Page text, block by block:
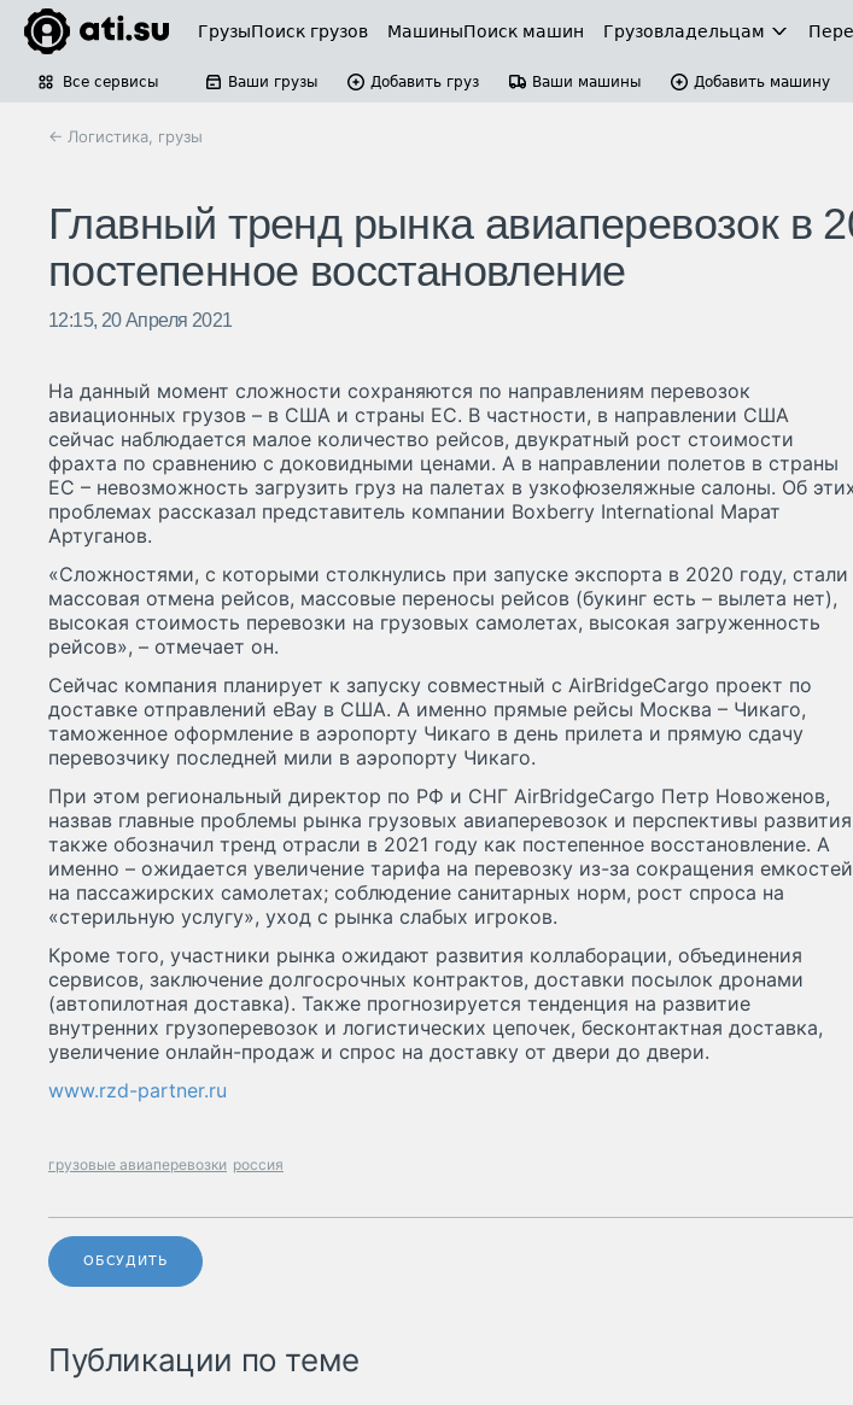
ГрузыПоиск грузов МашиныПоиск машин Грузовладельцам
Все сервисы Ваши грузы Добавить груз Ваши машины Добавить машину
← Логистика, грузы
Главный тренд рынка авиаперевозок в
постепенное восстановление
12:15, 20 Апреля 2021
На данный момент сложности сохраняются по направлениям перевозок
авиационных грузов – в США и страны ЕС. В частности, в направлении США
сейчас наблюдается малое количество рейсов, двукратный рост стоимости
фрахта по сравнению с доковидными ценами. А в направлении полетов в страны
ЕС – невозможность загрузить груз на палетах в узкофюзеляжные салоны. Об
проблемах рассказал представитель компании Boxberry International Марат
Артуганов.
«Сложностями, с которыми столкнулись при запуске экспорта в 2020 году, стали
массовая отмена рейсов, массовые переносы рейсов (букинг есть – вылета нет),
высокая стоимость перевозки на грузовых самолетах, высокая загруженность
рейсов», – отмечает он.
Сейчас компания планирует к запуску совместный с AirBridgeCargo проект по
доставке отправлений eBay в США. А именно прямые рейсы Москва – Чикаго,
таможенное оформление в аэропорту Чикаго в день прилета и прямую сдачу
перевозчику последней мили в аэропорту Чикаго.
При этом региональный директор по РФ и СНГ AirBridgeCargo Петр Новоженов,
назвав главные проблемы рынка грузовых авиаперевозок и перспективы
также обозначил тренд отрасли в 2021 году как постепенное восстановление. А
именно – ожидается увеличение тарифа на перевозку из-за сокращения емкостей
на пассажирских самолетах; соблюдение санитарных норм, рост спроса на
«стерильную услугу», уход с рынка слабых игроков.
Кроме того, участники рынка ожидают развития коллаборации, объединения
сервисов, заключение долгосрочных контрактов, доставки посылок дронами
(автопилотная доставка). Также прогнозируется тенденция на развитие
внутренних грузоперевозок и логистических цепочек, бесконтактная доставка,
увеличение онлайн-продаж и спрос на доставку от двери до двери.
www.rzd-partner.ru
грузовые авиаперевозки россия
ОБСУДИТЬ
Публикации по теме